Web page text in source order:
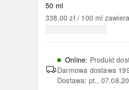
50 ml
338,00 zł / 100 ml
Online: Produkt
Darmowa dostawa
Dostawa: pt.,